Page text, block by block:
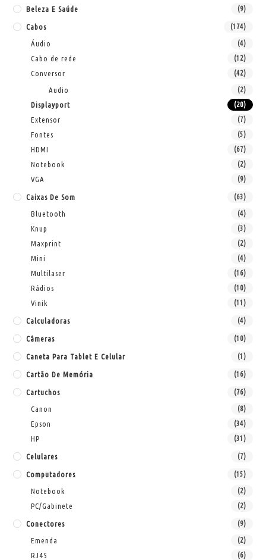
Beleza E Saúde (9)
Cabos (174)
Áudio (4)
Cabo de rede (12)
Conversor (42)
Audio (2)
Displayport (20)
Extensor (7)
Fontes (5)
HDMI (67)
Notebook (2)
VGA (9)
Caixas De Som (63)
Bluetooth (4)
Knup (3)
Maxprint (2)
Mini (4)
Multilaser (16)
Rádios (10)
Vinik (11)
Calculadoras (4)
Câmeras (10)
Caneta Para Tablet E Celular (1)
Cartão De Memória (16)
Cartuchos (76)
Canon (8)
Epson (34)
HP (31)
Celulares (7)
Computadores (15)
Notebook (2)
PC/Gabinete (2)
Conectores (9)
Emenda (2)
RJ45 (6)